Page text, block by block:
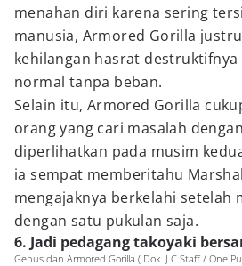
menahan diri karena sering
manusia, Armored Gorilla
kehilangan hasrat
normal tanpa beban.
Selain itu, Armored Gorilla
orang yang cari masalah
diperlihatkan pada musim
ia sempat memberitahu
mengajaknya berkelahi setelah
dengan satu pukulan saja.
6. Jadi pedagang takoyaki
Genus dan Armored Gorilla ( Dok. J.C Staff / One